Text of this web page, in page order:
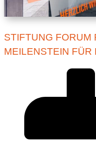
STIFTUNG FORUM
MEILENSTEIN FÜR